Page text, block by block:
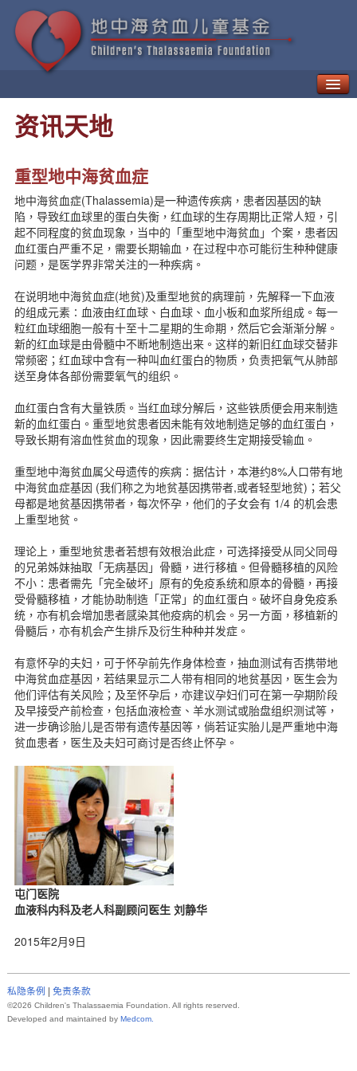
如何治疗「地贫」
新一代疗法
病人日常生活需知
地中海贫血的遗传与预防
地中海贫血儿童基金
地中海贫血教育及辅导中心
贫友资讯
地贫资讯
地贫活动
资讯天地
表格下载
新闻资讯
联络我们
繁体版
English version
主页
资讯天地
重型地中海贫血症
地中海贫血症(Thalassemia)是一种遗传疾病，患者因基因的缺
陷，导致红血球里的蛋白失衡，红血球的生存周期比正常人短，引
起不同程度的贫血现象，当中的「重型地中海贫血」个案，患者因
血红蛋白严重不足，需要长期输血，在过程中亦可能衍生种种健康
问题，是医学界非常关注的一种疾病。
在说明地中海贫血症(地贫)及重型地贫的病理前，先解释一下血液
的组成元素∶血液由红血球、白血球、血小板和血浆所组成。每一
粒红血球细胞一般有十至十二星期的生命期，然后它会渐渐分解。
新的红血球是由骨髓中不断地制造出来。这样的新旧红血球交替非
常频密；红血球中含有一种叫血红蛋白的物质，负责把氧气从肺部
送至身体各部份需要氧气的组织。
血红蛋白含有大量铁质。当红血球分解后，这些铁质便会用来制造
新的血红蛋白。重型地贫患者因未能有效地制造足够的血红蛋白，
导致长期有溶血性贫血的现象，因此需要终生定期接受输血。
重型地中海贫血属父母遗传的疾病∶据估计，本港约8%人口带有地
中海贫血症基因 (我们称之为地贫基因携带者,或者轻型地贫)；若父
母都是地贫基因携带者，每次怀孕，他们的子女会有 1/4 的机会患
上重型地贫。
理论上，重型地贫患者若想有效根治此症，可选择接受从同父同母
的兄弟姊妹抽取「无病基因」骨髓，进行移植。但骨髓移植的风险
不小∶患者需先「完全破坏」原有的免疫系统和原本的骨髓，再接
受骨髓移植，才能协助制造「正常」的血红蛋白。破坏自身免疫系
统，亦有机会增加患者感染其他疫病的机会。另一方面，移植新的
骨髓后，亦有机会产生排斥及衍生种种并发症。
有意怀孕的夫妇，可于怀孕前先作身体检查，抽血测试有否携带地
中海贫血症基因，若结果显示二人带有相同的地贫基因，医生会为
他们评估有关风险；及至怀孕后，亦建议孕妇们可在第一孕期阶段
及早接受产前检查，包括血液检查、羊水测试或胎盘组织测试等，
进一步确诊胎儿是否带有遗传基因等，倘若证实胎儿是严重地中海
贫血患者，医生及夫妇可商讨是否终止怀孕。
屯门医院
血液科内科及老人科副顾问医生 刘静华
2015年2月9日
私隐条例 | 免责条款
©2026 Children's Thalassaemia Foundation. All rights reserved.
Developed and maintained by Medcom.